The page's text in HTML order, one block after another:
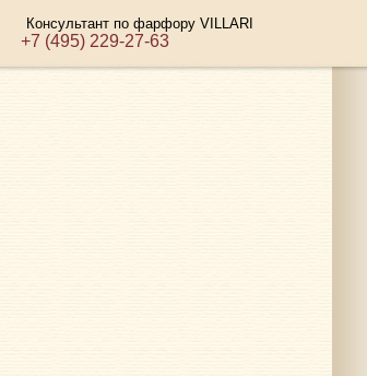
Консультант по фарфору VILLARI
+7 (495) 229-27-63